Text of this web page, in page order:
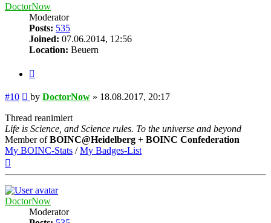
DoctorNow
Moderator
Posts: 535
Joined: 07.06.2014, 12:56
Location: Beuern
#10 Post
by DoctorNow » 18.08.2017, 20:17
Thread reanimiert
Life is Science, and Science rules. To the universe and beyond
Member ofBOINC@Heidelberg + BOINC Confederation
My BOINC-Stats /My Badges-List
DoctorNow
Moderator